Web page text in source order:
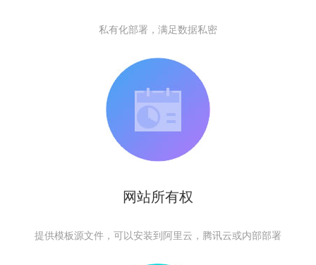
私有化部署，满足数据私密
网站所有权
提供模板源文件，可以安装到阿里云，腾讯云或内部部署